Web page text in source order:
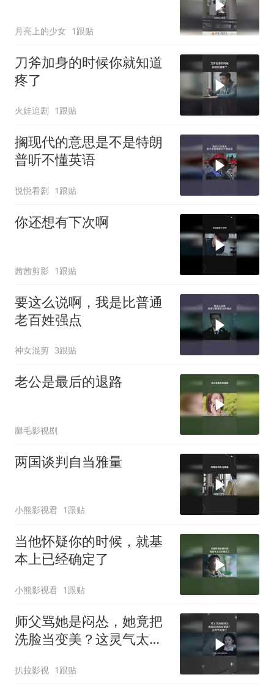
月亮上的少女 1跟贴
刀斧加身的时候你就知道
疼了
火娃追剧 1跟贴
搁现代的意思是不是特朗
普听不懂英语
悦悦看剧 1跟贴
你还想有下次啊
茜茜剪影 1跟贴
要这么说啊，我是比普通
老百姓强点
神女混剪 3跟贴
老公是最后的退路
腿毛影视剧
两国谈判自当雅量
小熊影视君 1跟贴
当他怀疑你的时候，就基
本上已经确定了
小熊影视君 1跟贴
师父骂她是闷怂，她竟把
洗脸当变美？这灵气太绝
扒拉影视 1跟贴